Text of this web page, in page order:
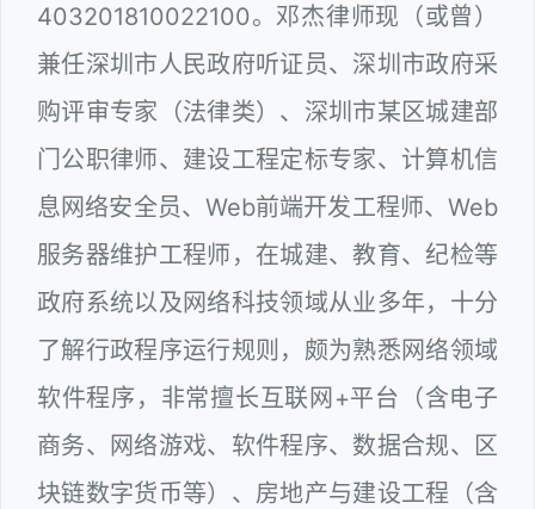
403201810022100。邓杰律师现（或曾）
兼任深圳市人民政府听证员、深圳市政府采
购评审专家（法律类）、深圳市某区城建部
门公职律师、建设工程定标专家、计算机信
息网络安全员、Web前端开发工程师、Web
服务器维护工程师，在城建、教育、纪检等
政府系统以及网络科技领域从业多年，十分
了解行政程序运行规则，颇为熟悉网络领域
软件程序，非常擅长互联网+平台（含电子
商务、网络游戏、软件程序、数据合规、区
块链数字货币等）、房地产与建设工程（含